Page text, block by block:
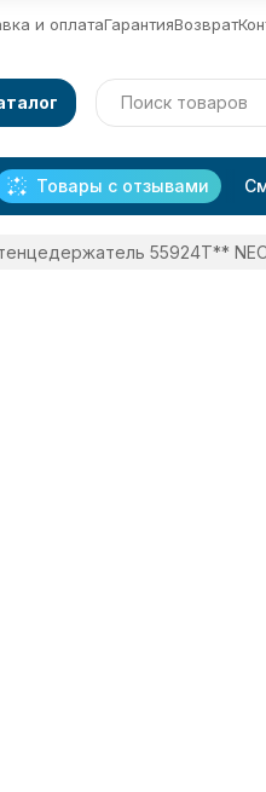
и оплатаГарантияВозврат
Товары с отзывами
55924Т**